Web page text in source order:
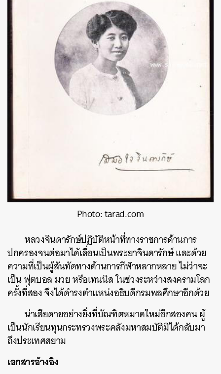
Photo: tarad.com
หลวงจินดารักษ์ปฏิบัติหน้าที่ทางราชการด้านการ
ปกครองจนต่อมาได้เลื่อนเป็นพระยาจินดารักษ์ และด้วย
ความที่เป็นผู้สันทัดทางด้านการกีฬาหลากหลาย ไม่ว่าจะ
เป็น ฟุตบอล มวย หรือเทนนิส ในช่วงระหว่างสงครามโลก
ครั้งที่สอง จึงได้ดำรงตำแหน่งอธิบดีกรมพลศึกษาอีกด้วย
น่าเสียดายอย่างยิ่งที่บัณฑิตหมาดใหม่อีกสองคน ผู้
เป็นนักเรียนทุนกระทรวงพระคลังมหาสมบัติมิได้กลับมา
ถึงประเทศสยาม
เอกสารอ้างอิง